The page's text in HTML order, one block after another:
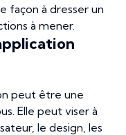
façon à dresser un
à mener.
peut être une
Elle peut viser à
le design, les